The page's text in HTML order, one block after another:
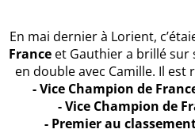
En mai dernier à Lorient,
France et Gauthier a brillé sur
en double avec Camille. Il est
- Vice Champion de
- Vice Champion de
- Premier au